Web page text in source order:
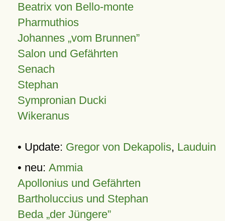
Beatrix von Bello-monte
Pharmuthios
Johannes vom Brunnen
Salon und Gefährten
Senach
Stephan
Sympronian Ducki
Wikeranus
• Update: Gregor von Dekapolis, Lauduin
• neu: Ammia
Apollonius und Gefährten
Bartholuccius und Stephan
Beda „der Jüngere”